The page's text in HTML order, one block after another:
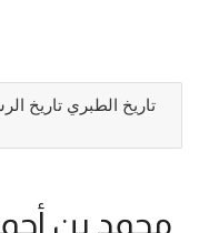
تاريخ الطبري تاريخ
محمد بن